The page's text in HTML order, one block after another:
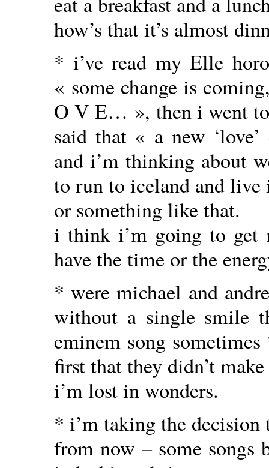
how’s that it’s almost
* i’ve read my Elle
« some change is
O V E… », then i went to
said that « a new
and i’m thinking about
to run to iceland and
or something like that.
i think i’m going to get
have the time or the
* were michael and
without a single smile
eminem song
first that they didn’t
i’m lost in wonders.
* i’m taking the decision
from now – some